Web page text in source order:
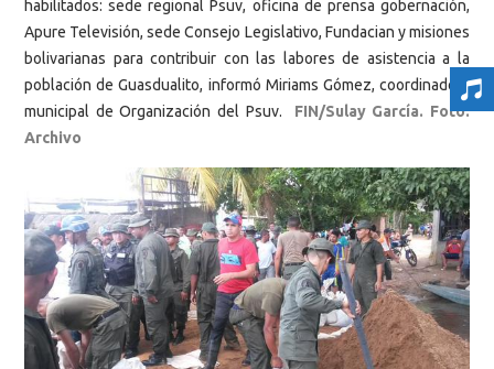
habilitados: sede regional Psuv, oficina de prensa gobernación,
Apure Televisión, sede Consejo Legislativo, Fundacian y misiones
bolivarianas para contribuir con las labores de asistencia a la
población de Guasdualito, informó Miriams Gómez, coordinadora
municipal de Organización del Psuv. FIN/Sulay García. Foto:
Archivo